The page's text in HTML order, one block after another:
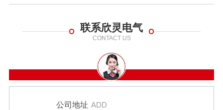
联系欣灵电气
CONTACT US
公司地址 ADD